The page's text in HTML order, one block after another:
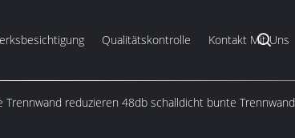
Qualitätskontrolle Kontakt Mit Uns
Trennwand reduzieren 48db schalldicht bunte Trennwand